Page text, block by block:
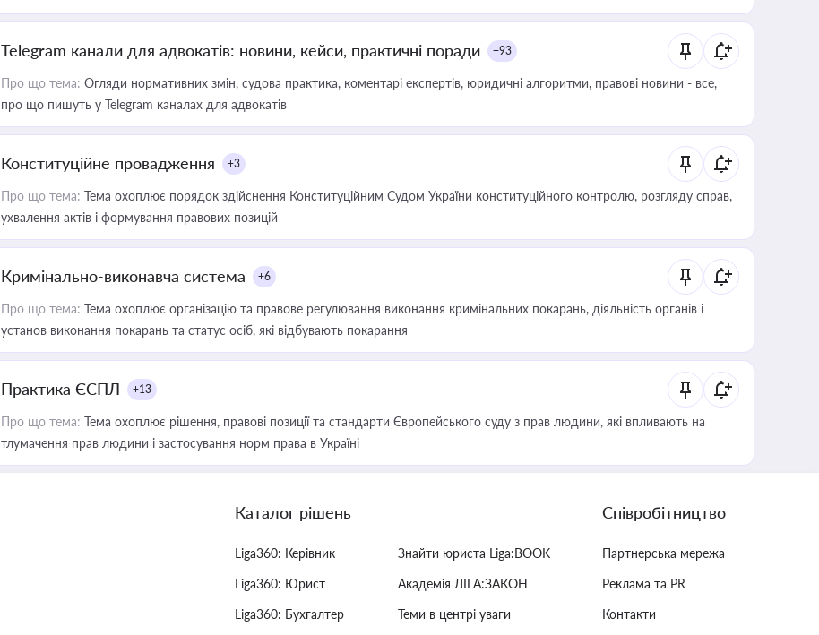
Telegram канали для адвокатів: новини, кейси, практичні поради +93
Про що тема: Огляди нормативних змін, судова практика, коментарі експертів, юридичні алгоритми, правові новини - все,
про що пишуть у Telegram каналах для адвокатів
Конституційне провадження +3
Про що тема: Тема охоплює порядок здійснення Конституційним Судом України конституційного контролю, розгляду справ,
ухвалення актів і формування правових позицій
Кримінально-виконавча система +6
Про що тема: Тема охоплює організацію та правове регулювання виконання кримінальних покарань, діяльність органів і
установ виконання покарань та статус осіб, які відбувають покарання
Практика ЄСПЛ +13
Про що тема: Тема охоплює рішення, правові позиції та стандарти Європейського суду з прав людини, які впливають на
тлумачення прав людини і застосування норм права в Україні
Каталог рішень
Liga360: Керівник
Liga360: Юрист
Liga360: Бухгалтер
Знайти юриста Liga:BOOK
Академія ЛІГА:ЗАКОН
Теми в центрі уваги
Співробітництво
Партнерська мережа
Реклама та PR
Контакти